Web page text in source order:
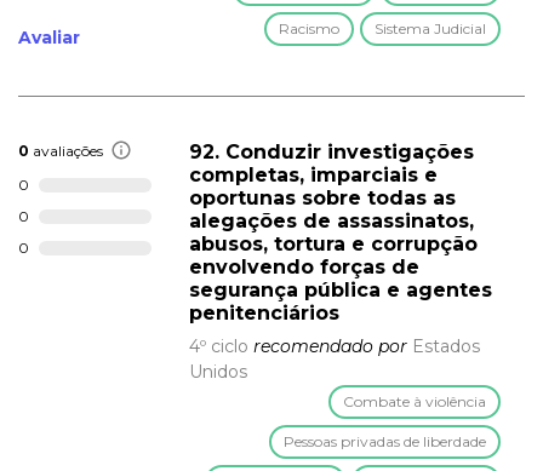
Avaliar Racismo Sistema Judicial
0 avaliações
0
0
0
92. Conduzir investigações
completas, imparciais e
oportunas sobre todas as
alegações de assassinatos,
abusos, tortura e corrupção
envolvendo forças de
segurança pública e agentes
penitenciários
4º ciclo recomendado por Estados
Unidos
Combate à violência
Pessoas privadas de liberdade